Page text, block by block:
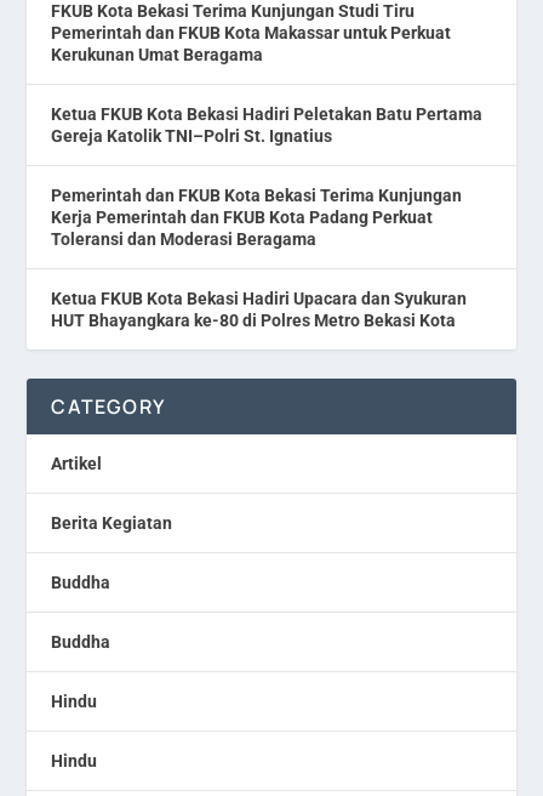
FKUB Kota Bekasi Terima Kunjungan Studi Tiru
Pemerintah dan FKUB Kota Makassar untuk Perkuat
Kerukunan Umat Beragama
Ketua FKUB Kota Bekasi Hadiri Peletakan Batu Pertama
Gereja Katolik TNI–Polri St. Ignatius
Pemerintah dan FKUB Kota Bekasi Terima Kunjungan
Kerja Pemerintah dan FKUB Kota Padang Perkuat
Toleransi dan Moderasi Beragama
Ketua FKUB Kota Bekasi Hadiri Upacara dan Syukuran
HUT Bhayangkara ke-80 di Polres Metro Bekasi Kota
CATEGORY
Artikel
Berita Kegiatan
Buddha
Buddha
Hindu
Hindu